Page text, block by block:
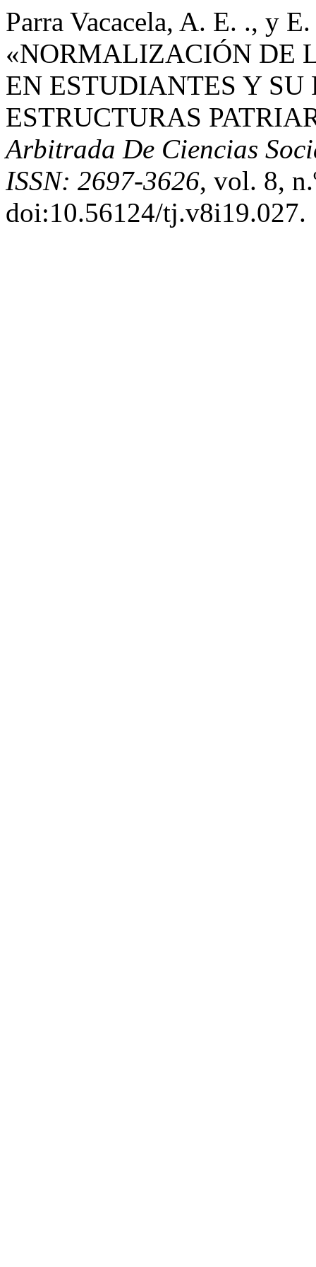
Parra Vacacela, A. E. ., y
«NORMALIZACIÓN DE
EN ESTUDIANTES Y
ESTRUCTURAS
Arbitrada De Ciencias
ISSN: 2697-3626, vol. 8,
doi:10.56124/tj.v8i19.027.